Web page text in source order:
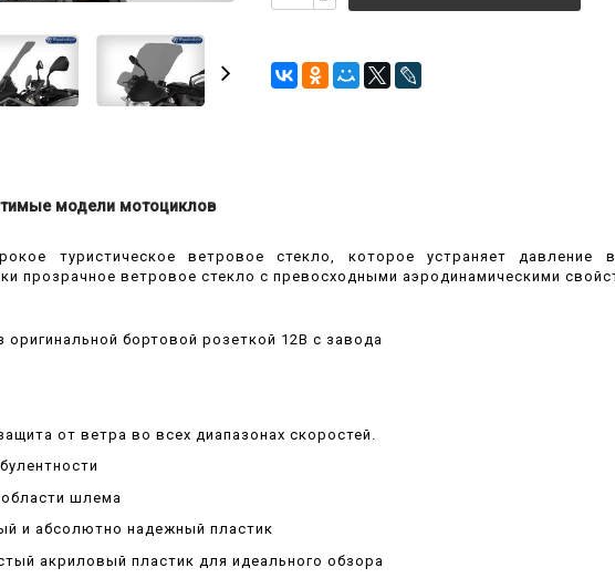
туристическое ветровое стекло, которое устраняет давление
прозрачное ветровое стекло с превосходными аэродинамическими
оригинальной бортовой розеткой 12В с завода
от ветра во всех диапазонах скоростей.
шлема
и абсолютно надежный пластик
акриловый пластик для идеального обзора
модели мотоциклов